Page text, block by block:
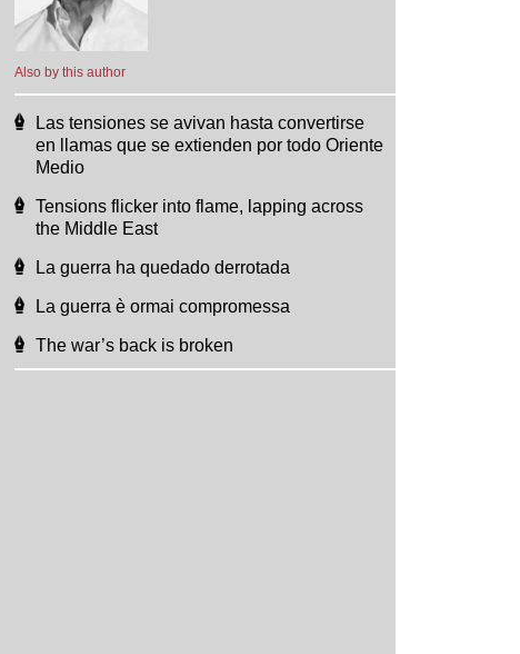
Also by this author
Las tensiones se avivan hasta convertirse
en llamas que se extienden por todo Oriente
Medio
Tensions flicker into flame, lapping across
the Middle East
La guerra ha quedado derrotada
La guerra è ormai compromessa
The war’s back is broken